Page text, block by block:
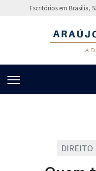
Escritórios em Brasília,
DIREITO